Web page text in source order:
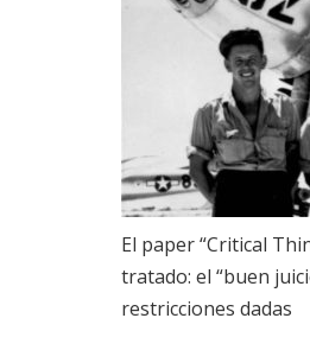
El paper “Critical
tratado: el “buen
restricciones dadas